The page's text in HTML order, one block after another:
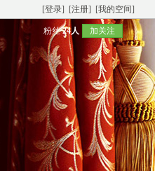
[登录] [注册] [我的空间]
粉丝24人 加关注